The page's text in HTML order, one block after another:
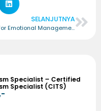
SELANJUTNYA
NLP for Emotional Management – Certified NLP for Emotional Management (CNEM)
Specialist – Certified
Specialist (CITS)